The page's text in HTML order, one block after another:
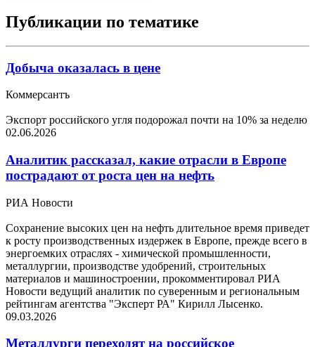
Публикации по тематике
Добыча оказалась в цене
Коммерсантъ
Экспорт российского угля подорожал почти на 10% за неделю
02.06.2026
Аналитик рассказал, какие отрасли в Европе
пострадают от роста цен на нефть
РИА Новости
Сохранение высоких цен на нефть длительное время приведет
к росту производственных издержек в Европе, прежде всего в
энергоемких отраслях - химической промышленности,
металлургии, производстве удобрений, строительных
материалов и машиностроении, прокомментировал РИА
Новости ведущий аналитик по суверенным и региональным
рейтингам агентства "Эксперт РА" Кирилл Лысенко.
09.03.2026
Металлурги переходят на российское